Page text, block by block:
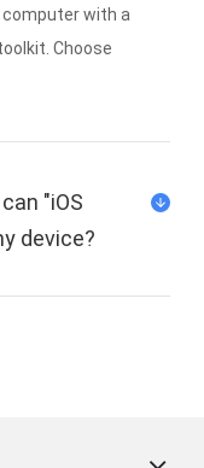
with a
Choose
"iOS
device?